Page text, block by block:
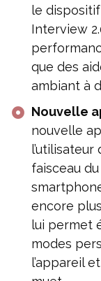
le
Interview
que des
ambiant à
Nouvelle
nouvelle
l’utilisateur
faisceau
encore
lui permet
modes
l’appareil